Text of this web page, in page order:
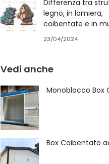
Differenza tra
legno, in lamiera,
coibentate e in
23/04/2024
Vedi anche